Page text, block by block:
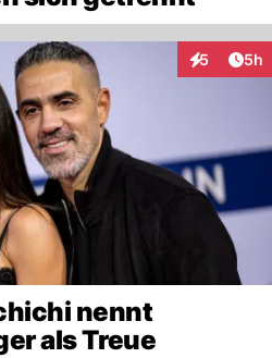
5 5h
nennt
als Treue